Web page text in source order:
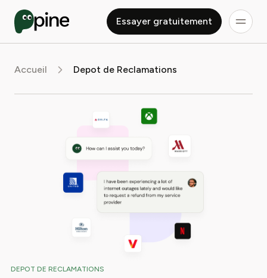
Essayer gratuitement
Accueil Depot de Reclamations
DEPOT DE RECLAMATIONS